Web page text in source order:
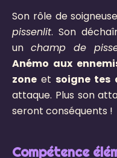
Son rôle de
pissenlit. Son
un champ de
Anémo aux
zone etsoigne tes
attaque. Plus son
seront conséquents !
Compétence